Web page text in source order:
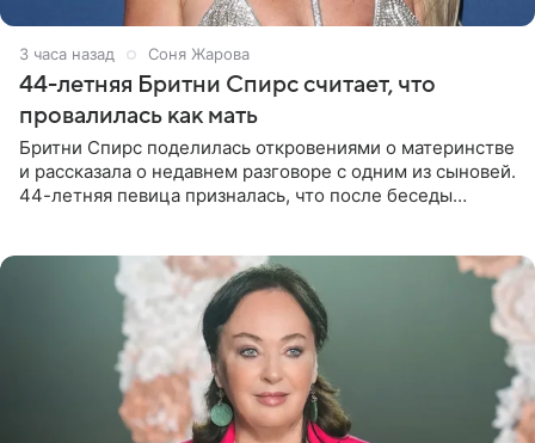
3 часа назад Соня Жарова
44-летняя Бритни Спирс считает, что
провалилась как мать
Бритни Спирс поделилась откровениями о материнстве
и рассказала о недавнем разговоре с одним из сыновей.
44-летняя певица призналась, что после беседы